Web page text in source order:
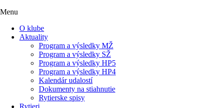
Menu
O klube
Aktuality
Program a výsledky MŽ
Program a výsledky SŽ
Program a výsledky HP5
Program a výsledky HP4
Kalendár udalostí
Dokumenty na stiahnutie
Rytierske spisy
Rytieri